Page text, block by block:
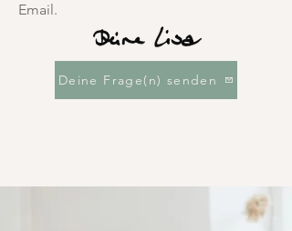
Email.
Deine Frage(n) senden